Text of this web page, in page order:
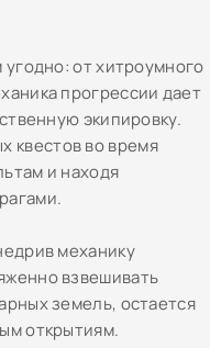
от хитроумного
прогрессии дает
экипировку.
квестов во время
и находя
механику
взвешивать
земель, остается
открытиям.